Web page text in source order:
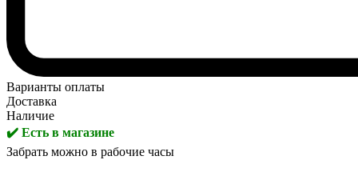
Варианты оплаты
Доставка
Наличие
✔️ Есть в магазине
Забрать можно в рабочие часы